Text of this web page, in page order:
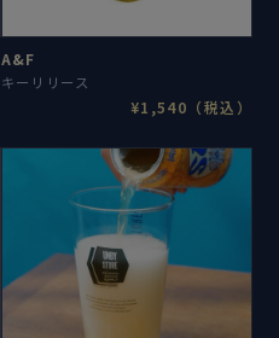
A&F
キーリリース
¥1,540（税込）